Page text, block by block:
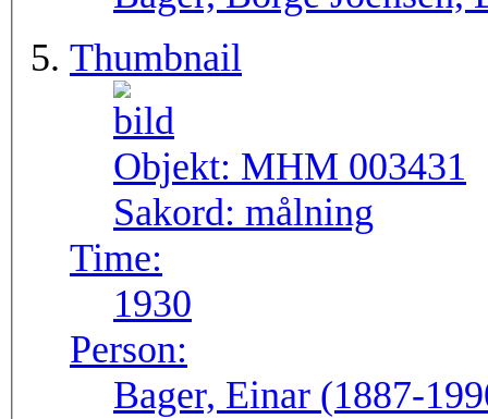
Thumbnail
Objekt: MHM 003431
Sakord: målning
Time:
1930
Person:
Bager, Einar (1887-